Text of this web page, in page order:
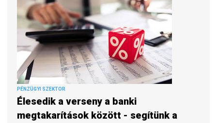
PÉNZÜGYI SZEKTOR
Élesedik a verseny a banki
megtakarítások között - segítünk a